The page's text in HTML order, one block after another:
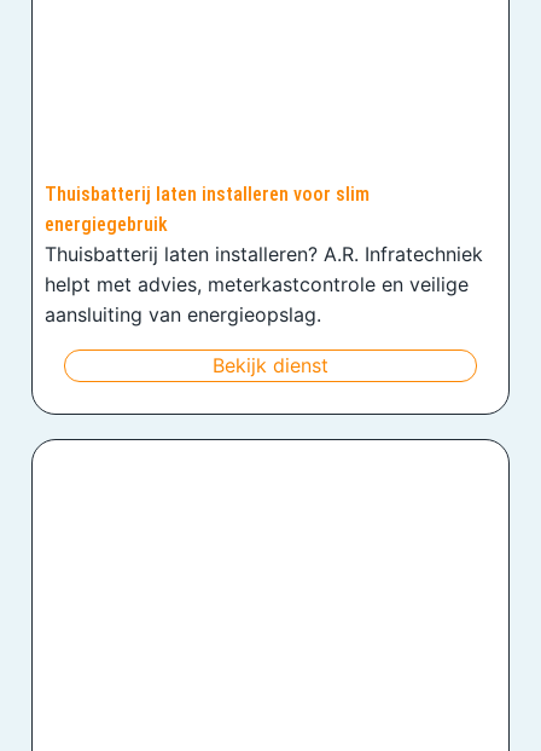
Thuisbatterij laten installeren voor slim
energiegebruik
Thuisbatterij laten installeren? A.R. Infratechniek
helpt met advies, meterkastcontrole en veilige
aansluiting van energieopslag.
Bekijk dienst